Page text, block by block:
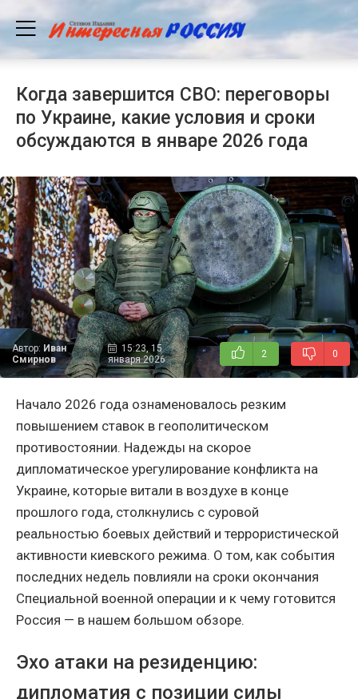
Когда завершится СВО: переговоры
по Украине, какие условия и сроки
обсуждаются в январе 2026 года
Автор: Иван
Смирнов
15:23, 15
января 2026
2 0
Начало 2026 года ознаменовалось резким
повышением ставок в геополитическом
противостоянии. Надежды на скорое
дипломатическое урегулирование конфликта на
Украине, которые витали в воздухе в конце
прошлого года, столкнулись с суровой
реальностью боевых действий и террористической
активности киевского режима. О том, как события
последних недель повлияли на сроки окончания
Специальной военной операции и к чему готовится
Россия — в нашем большом обзоре.
Эхо атаки на резиденцию:
дипломатия с позиции силы